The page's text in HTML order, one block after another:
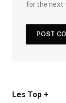
for the next
Les Top +